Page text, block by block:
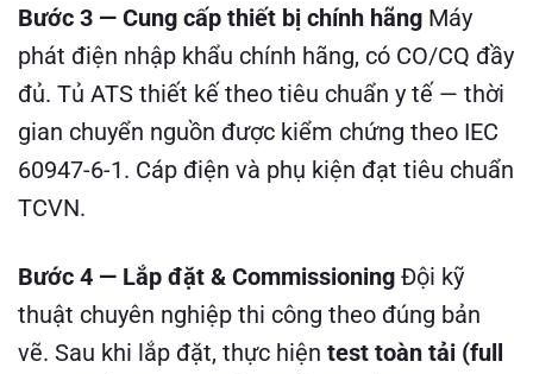
Bước 3 — Cung cấp thiết bị chính hãng Máy
phát điện nhập khẩu chính hãng, có CO/CQ đầy
đủ. Tủ ATS thiết kế theo tiêu chuẩn y tế — thời
gian chuyển nguồn được kiểm chứng theo IEC
60947-6-1. Cáp điện và phụ kiện đạt tiêu chuẩn
TCVN.
Bước 4 — Lắp đặt & Commissioning Đội kỹ
thuật chuyên nghiệp thi công theo đúng bản
vẽ. Sau khi lắp đặt, thực hiện test toàn tải (full